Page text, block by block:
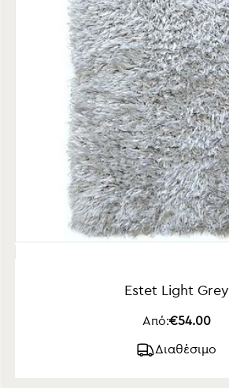
Estet Light Grey
Από:€54.00
Διαθέσιμο